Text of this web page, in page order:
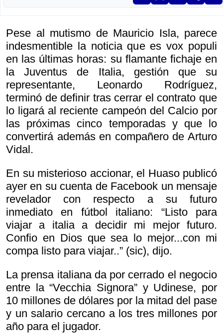
Pese al mutismo de Mauricio Isla, parece
indesmentible la noticia que es vox populi
en las últimas horas: su flamante fichaje en
la Juventus de Italia, gestión que su
representante, Leonardo Rodríguez,
terminó de definir tras cerrar el contrato que
lo ligará al reciente campeón del Calcio por
las próximas cinco temporadas y que lo
convertirá además en compañero de Arturo
Vidal.
En su misterioso accionar, el Huaso publicó
ayer en su cuenta de Facebook un mensaje
revelador con respecto a su futuro
inmediato en fútbol italiano: “Listo para
viajar a italia a decidir mi mejor futuro.
Confio en Dios que sea lo mejor...con mi
compa listo para viajar..” (sic), dijo.
La prensa italiana da por cerrado el negocio
entre la “Vecchia Signora” y Udinese, por
10 millones de dólares por la mitad del pase
y un salario cercano a los tres millones por
año para el jugador.